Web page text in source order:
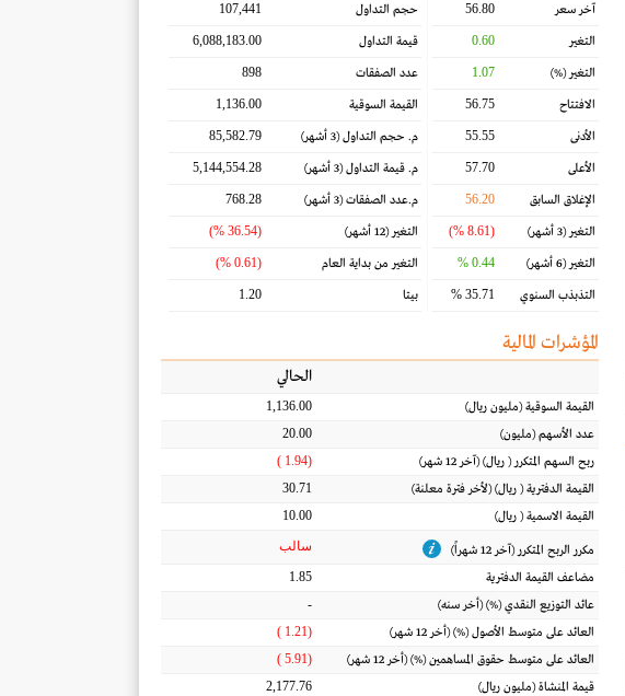
آخر سعر 56.80
التغير 0.60
التغير(%)
1.07
الافتتاح 56.75
الأدنى 55.55
الأعلى 57.70
الإغلاق السابق 56.20
التغير(3 أشهر) (8.61 %)
التغير(6 أشهر) 0.44 %
التذبذب السنوي 35.71 %
حجم التداول 107,441
قيمة التداول 6,088,183.00
عدد الصفقات 898
القيمة السوقية 1,136.00
م. حجم التداول(3 أشهر) 85,582.79
م. قيمة التداول(3 أشهر) 5,144,554.28
م.عدد الصفقات(3 أشهر) 768.28
التغير(12 أشهر) (36.54 %)
التغير من بداية العام (0.61 %)
بيتا 1.20
المؤشرات المالية
الحالي
القيمة السوقية(مليون ريال)
1,136.00
عدد الأسهم(مليون)
20.00
ربح السهم المتكرر( ريال) (آخر 12 شهر)
(1.94 )
القيمة الدفترية( ريال) (لأخر فترة معلنة)
30.71
القيمة الاسمية( ريال)
10.00
مكرر الربح المتكرر (آخر 12 شهراً) سالب
مضاعف القيمة الدفترية
1.85
عائد التوزيع النقدي(%) (أخر سنه)
-
العائد على متوسط الأصول(%) (أخر 12 شهر)
(1.21 )
العائد على متوسط حقوق المساهمين(%) (أخر 12 شهر)
(5.91 )
قيمة المنشاة(مليون ريال)
2,177.76